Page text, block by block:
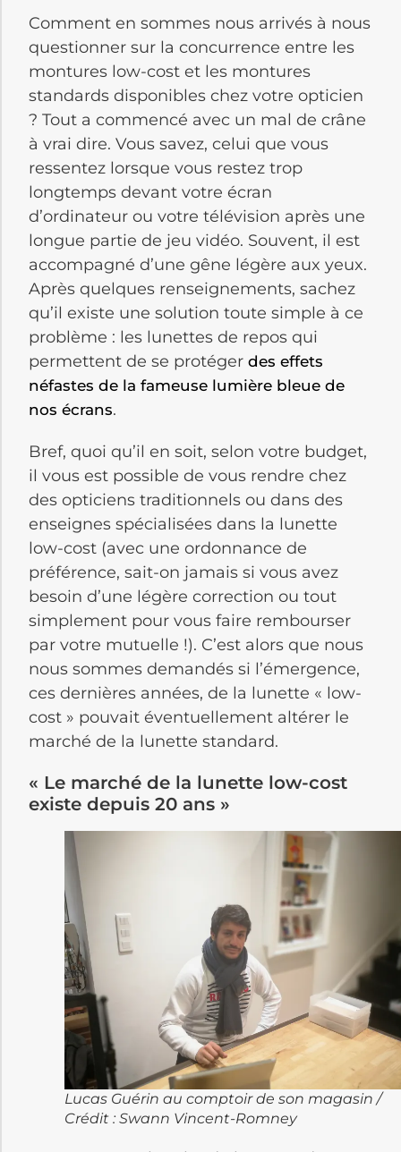
Comment en sommes nous arrivés à nous
questionner sur la concurrence entre les
montures low-cost et les montures
standards disponibles chez votre opticien
? Tout a commencé avec un mal de crâne
à vrai dire. Vous savez, celui que vous
ressentez lorsque vous restez trop
longtemps devant votre écran
d’ordinateur ou votre télévision après une
longue partie de jeu vidéo. Souvent, il est
accompagné d’une gêne légère aux yeux.
Après quelques renseignements, sachez
qu’il existe une solution toute simple à ce
problème : les lunettes de repos qui
permettent de se protéger des effets
néfastes de la fameuse lumière bleue de
nos écrans.
Bref, quoi qu’il en soit, selon votre budget,
il vous est possible de vous rendre chez
des opticiens traditionnels ou dans des
enseignes spécialisées dans la lunette
low-cost (avec une ordonnance de
préférence, sait-on jamais si vous avez
besoin d’une légère correction ou tout
simplement pour vous faire rembourser
par votre mutuelle !). C’est alors que nous
nous sommes demandés si l’émergence,
ces dernières années, de la lunette « low-
cost » pouvait éventuellement altérer le
marché de la lunette standard.
« Le marché de la lunette low-cost
existe depuis 20 ans »
Lucas Guérin au comptoir de son magasin /
Crédit : Swann Vincent-Romney